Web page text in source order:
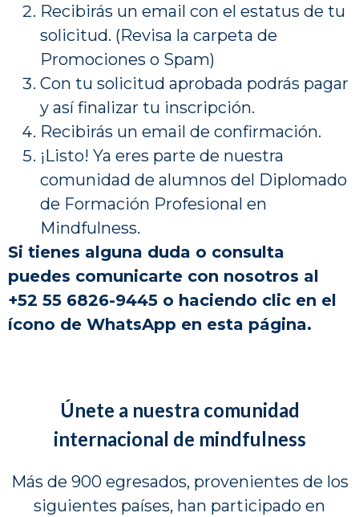
Recibirás un email con el estatus de tu
solicitud. (Revisa la carpeta de
Promociones o Spam)
Con tu solicitud aprobada podrás pagar
y así finalizar tu inscripción.
Recibirás un email de confirmación.
¡Listo! Ya eres parte de nuestra
comunidad de alumnos del Diplomado
de Formación Profesional en
Mindfulness.
Si tienes alguna duda o consulta
puedes comunicarte con nosotros al
+52 55 6826-9445 o haciendo clic en el
ícono de WhatsApp en esta página.
Únete a nuestra comunidad
internacional de mindfulness
Más de 900 egresados, provenientes de los
siguientes países, han participado en